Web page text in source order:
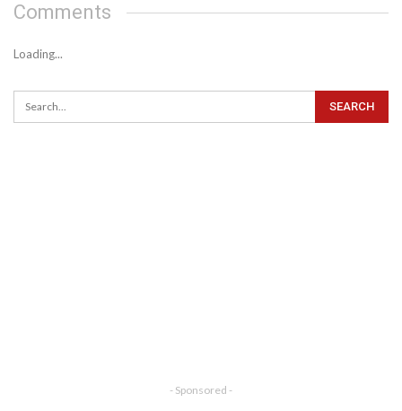
Comments
Loading...
- Sponsored -